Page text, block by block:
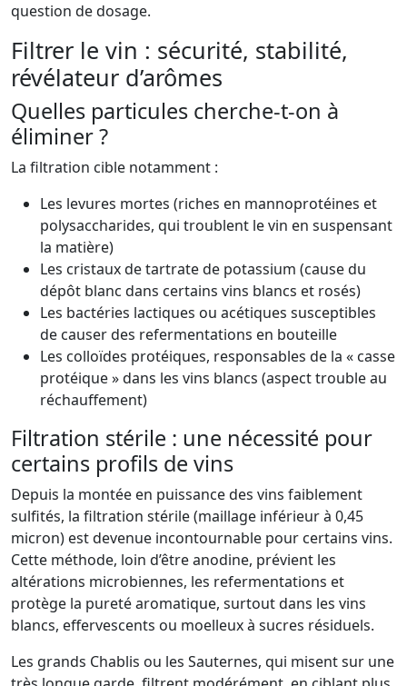
question de dosage.
Filtrer le vin : sécurité, stabilité,
révélateur d’arômes
Quelles particules cherche-t-on à
éliminer ?
La filtration cible notamment :
Les levures mortes (riches en mannoprotéines et
polysaccharides, qui troublent le vin en suspensant
la matière)
Les cristaux de tartrate de potassium (cause du
dépôt blanc dans certains vins blancs et rosés)
Les bactéries lactiques ou acétiques susceptibles
de causer des refermentations en bouteille
Les colloïdes protéiques, responsables de la « casse
protéique » dans les vins blancs (aspect trouble au
réchauffement)
Filtration stérile : une nécessité pour
certains profils de vins
Depuis la montée en puissance des vins faiblement
sulfités, la filtration stérile (maillage inférieur à 0,45
micron) est devenue incontournable pour certains vins.
Cette méthode, loin d’être anodine, prévient les
altérations microbiennes, les refermentations et
protège la pureté aromatique, surtout dans les vins
blancs, effervescents ou moelleux à sucres résiduels.
Les grands Chablis ou les Sauternes, qui misent sur une